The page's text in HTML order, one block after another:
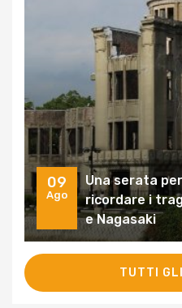
09
Ago
Una serata
ricordare i
e Nagasaki
TUTTI